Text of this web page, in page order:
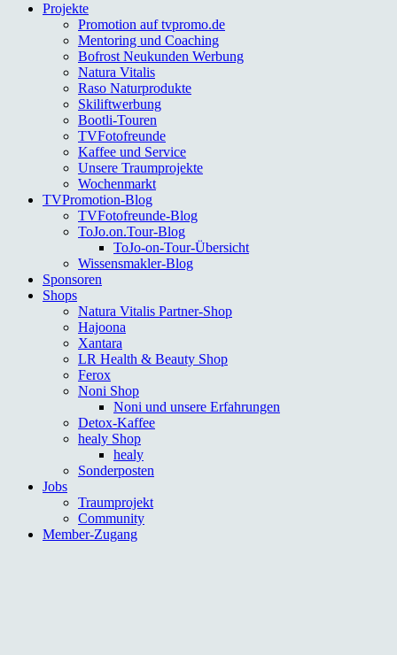
Projekte
Promotion auf tvpromo.de
Mentoring und Coaching
Bofrost Neukunden Werbung
Natura Vitalis
Raso Naturprodukte
Skiliftwerbung
Bootli-Touren
TVFotofreunde
Kaffee und Service
Unsere Traumprojekte
Wochenmarkt
TVPromotion-Blog
TVFotofreunde-Blog
ToJo.on.Tour-Blog
ToJo-on-Tour-Übersicht
Wissensmakler-Blog
Sponsoren
Shops
Natura Vitalis Partner-Shop
Hajoona
Xantara
LR Health & Beauty Shop
Ferox
Noni Shop
Noni und unsere Erfahrungen
Detox-Kaffee
healy Shop
healy
Sonderposten
Jobs
Traumprojekt
Community
Member-Zugang